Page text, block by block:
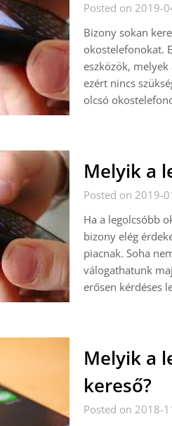
Posted on 2019-
Bizony sokan
okostelefonokat.
eszközök,
ezért nincs
olcsó
Melyik a
Posted on 2019-
Ha a legolcsóbb
bizony elég
piacnak. Soha
válogathatunk
erősen kérdéses
Melyik a
kereső?
Posted on 2018-